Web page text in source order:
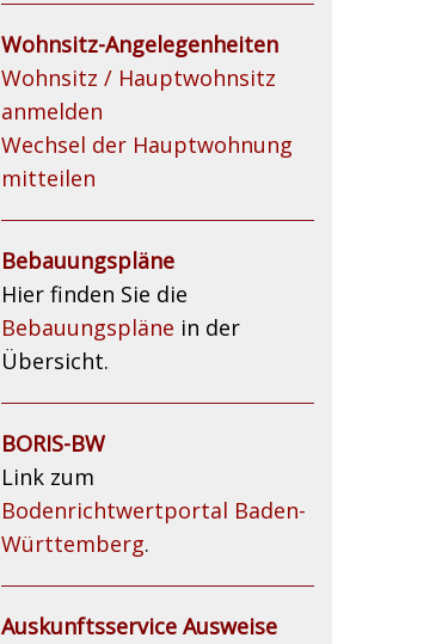
Wohnsitz-Angelegenheiten
Wohnsitz / Hauptwohnsitz
anmelden
Wechsel der Hauptwohnung
mitteilen
Bebauungspläne
Hier finden Sie die
Bebauungspläne in der
Übersicht.
BORIS-BW
Link zum
Bodenrichtwertportal Baden-
Württemberg.
Auskunftsservice Ausweise